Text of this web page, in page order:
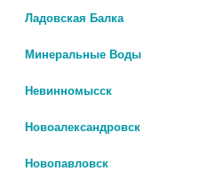
АКРИОЛ ПРО КРЕМ 2,5%+2,5%
3 396 руб.
Ладовская Балка
Минеральные Воды
Невинномысск
Новоалександровск
Новопавловск